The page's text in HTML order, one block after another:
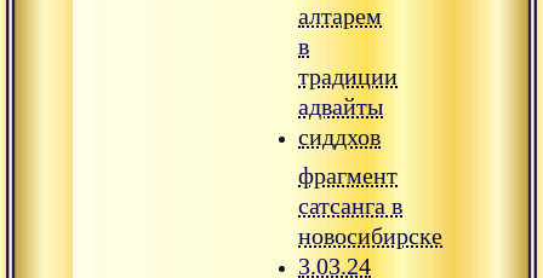
алтарем
в
традиции
адвайты
сиддхов
фрагмент
сатсанга в
новосибирске
3.03.24